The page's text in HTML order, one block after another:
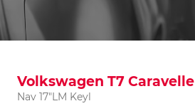
Volkswagen T7 Caravelle
Nav 17"LM Keyl